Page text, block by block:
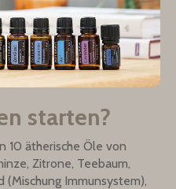
starten?
10 ätherische Öle von
Zitrone, Teebaum,
(Mischung Immunsystem),